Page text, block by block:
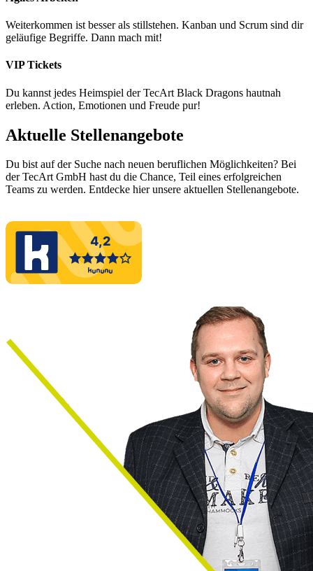
Weiterkommen ist besser als stillstehen. Kanban und Scrum sind dir
geläufige Begriffe. Dann mach mit!
VIP Tickets
Du kannst jedes Heimspiel der TecArt Black Dragons hautnah
erleben. Action, Emotionen und Freude pur!
Aktuelle Stellenangebote
Du bist auf der Suche nach neuen beruflichen Möglichkeiten? Bei
der TecArt GmbH hast du die Chance, Teil eines erfolgreichen
Teams zu werden. Entdecke hier unsere aktuellen Stellenangebote.